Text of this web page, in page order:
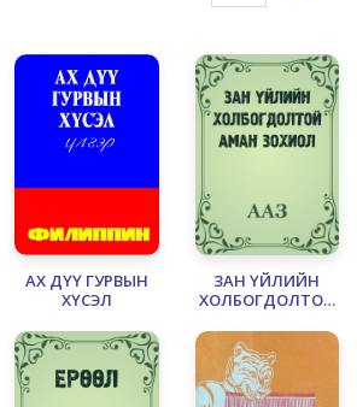
АХ ДҮҮ ГУРВЫН
ХҮСЭЛ
ЗАН ҮЙЛИЙН
ХОЛБОГДОЛТОЙ